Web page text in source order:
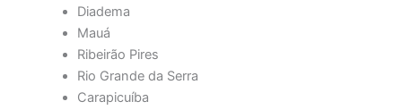
Diadema
Mauá
Ribeirão Pires
Rio Grande da Serra
Carapicuíba